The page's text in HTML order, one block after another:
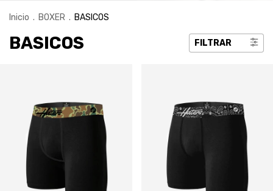
Inicio . BOXER . BASICOS
BASICOS FILTRAR